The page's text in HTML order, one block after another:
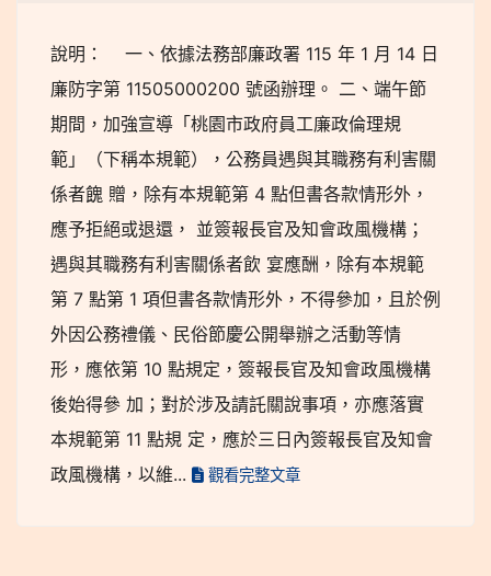
說明： 一、依據法務部廉政署 115 年 1 月 14 日
廉防字第 11505000200 號函辦理。 二、端午節
期間，加強宣導「桃園市政府員工廉政倫理規
範」（下稱本規範），公務員遇與其職務有利害關
係者餽 贈，除有本規範第 4 點但書各款情形外，
應予拒絕或退還， 並簽報長官及知會政風機構；
遇與其職務有利害關係者飲 宴應酬，除有本規範
第 7 點第 1 項但書各款情形外，不得參加，且於例
外因公務禮儀、民俗節慶公開舉辦之活動等情
形，應依第 10 點規定，簽報長官及知會政風機構
後始得參 加；對於涉及請託關說事項，亦應落實
本規範第 11 點規 定，應於三日內簽報長官及知會
政風機構，以維...
觀看完整文章